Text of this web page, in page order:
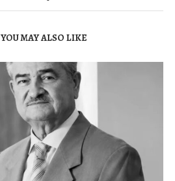
YOU MAY ALSO LIKE